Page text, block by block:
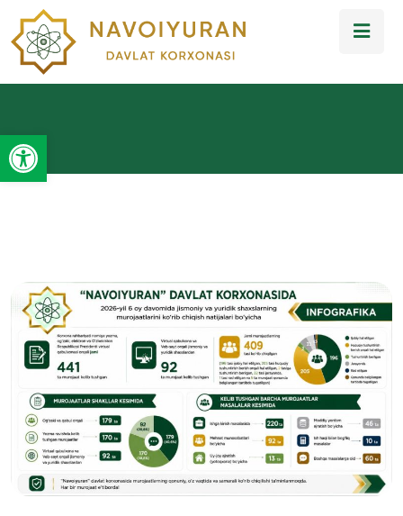
Open toolbar